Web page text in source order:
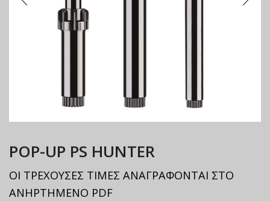
ΡΟΡ-UP PS HUNTER
ΟΙ ΤΡΕΧΟΥΣΕΣ ΤΙΜΕΣ ΑΝΑΓΡΑΦΟΝΤΑΙ ΣΤΟ
ΑΝΗΡΤΗΜΕΝΟ PDF